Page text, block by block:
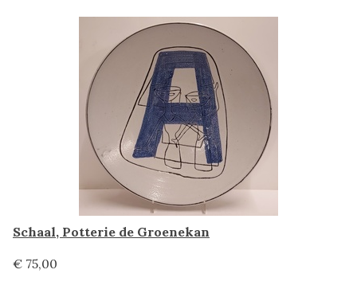
Schaal, Potterie de Groenekan
€ 75,00